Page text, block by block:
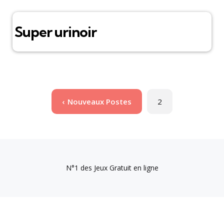
Super urinoir
Pagination
Nouveaux Postes 2
N°1 des Jeux Gratuit en ligne